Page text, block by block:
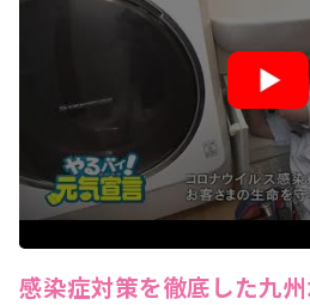
感染症対策を徹底した九